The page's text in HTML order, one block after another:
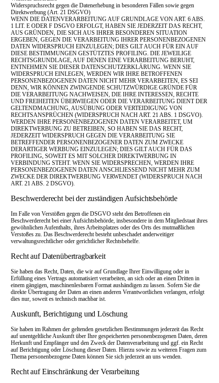
Widerspruchsrecht gegen die Datenerhebung in besonderen Fällen sowie gegen
Direktwerbung (Art. 21 DSGVO)
WENN DIE DATENVERARBEITUNG AUF GRUNDLAGE VON ART. 6 ABS.
1 LIT. E ODER F DSGVO ERFOLGT, HABEN SIE JEDERZEIT DAS RECHT,
AUS GRÜNDEN, DIE SICH AUS IHRER BESONDEREN SITUATION
ERGEBEN, GEGEN DIE VERARBEITUNG IHRER PERSONENBEZOGENEN
DATEN WIDERSPRUCH EINZULEGEN; DIES GILT AUCH FÜR EIN AUF
DIESE BESTIMMUNGEN GESTÜTZTES PROFILING. DIE JEWEILIGE
RECHTSGRUNDLAGE, AUF DENEN EINE VERARBEITUNG BERUHT,
ENTNEHMEN SIE DIESER DATENSCHUTZERKLÄRUNG. WENN SIE
WIDERSPRUCH EINLEGEN, WERDEN WIR IHRE BETROFFENEN
PERSONENBEZOGENEN DATEN NICHT MEHR VERARBEITEN, ES SEI
DENN, WIR KÖNNEN ZWINGENDE SCHUTZWÜRDIGE GRÜNDE FÜR
DIE VERARBEITUNG NACHWEISEN, DIE IHRE INTERESSEN, RECHTE
UND FREIHEITEN ÜBERWIEGEN ODER DIE VERARBEITUNG DIENT DER
GELTENDMACHUNG, AUSÜBUNG ODER VERTEIDIGUNG VON
RECHTSANSPRÜCHEN (WIDERSPRUCH NACH ART. 21 ABS. 1 DSGVO).
WERDEN IHRE PERSONENBEZOGENEN DATEN VERARBEITET, UM
DIREKTWERBUNG ZU BETREIBEN, SO HABEN SIE DAS RECHT,
JEDERZEIT WIDERSPRUCH GEGEN DIE VERARBEITUNG SIE
BETREFFENDER PERSONENBEZOGENER DATEN ZUM ZWECKE
DERARTIGER WERBUNG EINZULEGEN; DIES GILT AUCH FÜR DAS
PROFILING, SOWEIT ES MIT SOLCHER DIREKTWERBUNG IN
VERBINDUNG STEHT. WENN SIE WIDERSPRECHEN, WERDEN IHRE
PERSONENBEZOGENEN DATEN ANSCHLIESSEND NICHT MEHR ZUM
ZWECKE DER DIREKTWERBUNG VERWENDET (WIDERSPRUCH NACH
ART. 21 ABS. 2 DSGVO).
Beschwerderecht bei der zuständigen Aufsichtsbehörde
Im Falle von Verstößen gegen die DSGVO steht den Betroffenen ein
Beschwerderecht bei einer Aufsichtsbehörde, insbesondere in dem Mitgliedstaat ihres
gewöhnlichen Aufenthalts, ihres Arbeitsplatzes oder des Orts des mutmaßlichen
Verstoßes zu. Das Beschwerderecht besteht unbeschadet anderweitiger
verwaltungsrechtlicher oder gerichtlicher Rechtsbehelfe.
Recht auf Datenübertragbarkeit
Sie haben das Recht, Daten, die wir auf Grundlage Ihrer Einwilligung oder in
Erfüllung eines Vertrags automatisiert verarbeiten, an sich oder an einen Dritten in
einem gängigen, maschinenlesbaren Format aushändigen zu lassen. Sofern Sie die
direkte Übertragung der Daten an einen anderen Verantwortlichen verlangen, erfolgt
dies nur, soweit es technisch machbar ist.
Auskunft, Berichtigung und Löschung
Sie haben im Rahmen der geltenden gesetzlichen Bestimmungen jederzeit das Recht
auf unentgeltliche Auskunft über Ihre gespeicherten personenbezogenen Daten, deren
Herkunft und Empfänger und den Zweck der Datenverarbeitung und ggf. ein Recht
auf Berichtigung oder Löschung dieser Daten. Hierzu sowie zu weiteren Fragen zum
Thema personenbezogene Daten können Sie sich jederzeit an uns wenden.
Recht auf Einschränkung der Verarbeitung